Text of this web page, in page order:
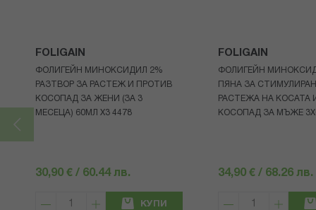
FOLIGAIN
ФОЛИГЕЙН МИНОКСИДИЛ 2%
РАЗТВОР ЗА РАСТЕЖ И ПРОТИВ
КОСОПАД ЗА ЖЕНИ (ЗА 3
МЕСЕЦА) 60МЛ X3 4478
30,90 € / 60.44 лв.
КУПИ
FOLIGAIN
ФОЛИГЕЙН
ПЯНА ЗА
РАСТЕЖА НА КОСАТА
КОСОПАД ЗА МЪЖЕ
34,90 € / 68.26 лв.